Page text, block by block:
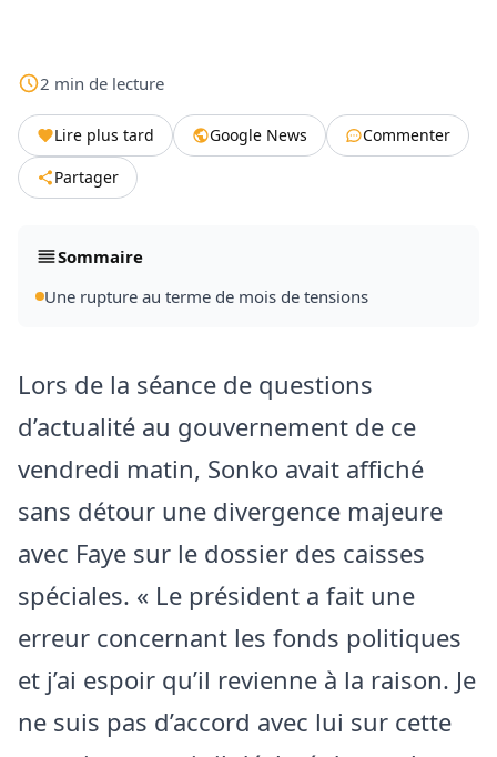
2 min de lecture
Lire plus tard Google News
Commenter
Partager
Sommaire
Une rupture au terme de mois de tensions
Lors de la séance de questions
d’actualité au gouvernement de ce
vendredi matin, Sonko avait affiché
sans détour une divergence majeure
avec Faye sur le dossier des caisses
spéciales. « Le président a fait une
erreur concernant les fonds politiques
et j’ai espoir qu’il revienne à la raison. Je
ne suis pas d’accord avec lui sur cette